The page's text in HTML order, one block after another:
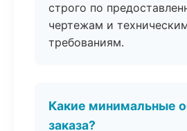
строго по
чертежам и
требованиям.
Какие минимальные
заказа?